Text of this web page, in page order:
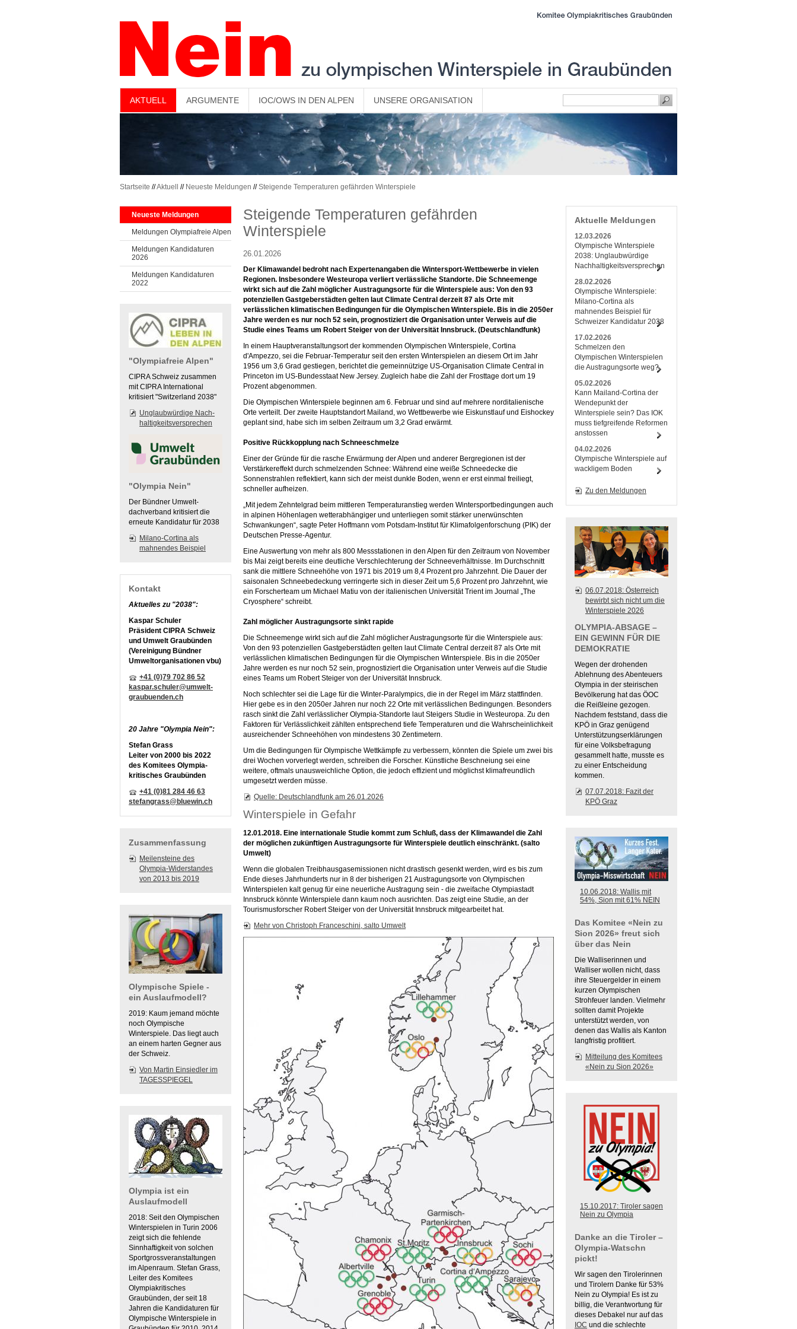
AKTUELL ARGUMENTE IOC/OWS IN DEN ALPEN UNSERE ORGANISATION
Startseite //Aktuell // Neueste Meldungen //Steigende Temperaturen gefährden Winterspiele
Neueste Meldungen
Meldungen Olympiafreie Alpen
Meldungen Kandidaturen
2026
Meldungen Kandidaturen
2022
"Olympiafreie Alpen"
CIPRA Schweiz zusammen
mit CIPRA International
kritisiert "Switzerland 2038"
Unglaubwürdige Nach-
haltigkeitsversprechen
"Olympia Nein"
Der Bündner Umwelt-
dachverband kritisiert die
erneute Kandidatur für 2038
Milano-Cortina als
mahnendes Beispiel
Kontakt
Aktuelles zu "2038":
Kaspar Schuler
Präsident CIPRA Schweiz
und Umwelt Graubünden
(Vereinigung Bündner
Umweltorganisationen vbu)
+41 (0)79 702 86 52
kaspar.schuler@umwelt-
graubuenden.ch
20 Jahre "Olympia Nein":
Stefan Grass
Leiter von 2000 bis 2022
des Komitees Olympia-
kritisches Graubünden
+41 (0)81 284 46 63
stefangrass@bluewin.ch
Zusammenfassung
Meilensteine des
Olympia-Widerstandes
von 2013 bis 2019
Olympische Spiele -
ein Auslaufmodell?
2019: Kaum jemand möchte
noch Olympische
Winterspiele. Das liegt auch
an einem harten Gegner aus
der Schweiz.
Von Martin Einsiedler im
TAGESSPIEGEL
Olympia ist ein
Auslaufmodell
2018: Seit den Olympischen
Winterspielen in Turin 2006
zeigt sich die fehlende
Sinnhaftigkeit von solchen
Sportgrossveranstaltungen
im Alpenraum. Stefan Grass,
Leiter des Komitees
Olympiakritisches
Graubünden, der seit 18
Jahren die Kandidaturen für
Olympische Winterspiele in
Steigende Temperaturen gefährden
Winterspiele
26.01.2026
Der Klimawandel bedroht nach Expertenangaben die Wintersport-Wettbewerbe in vielen
Regionen. Insbesondere Westeuropa verliert verlässliche Standorte. Die Schneemenge
wirkt sich auf die Zahl möglicher Austragungsorte für die Winterspiele aus: Von den 93
potenziellen Gastgeberstädten gelten laut Climate Central derzeit 87 als Orte mit
verlässlichen klimatischen Bedingungen für die Olympischen Winterspiele. Bis in die 2050er
Jahre werden es nur noch 52 sein, prognostiziert die Organisation unter Verweis auf die
Studie eines Teams um Robert Steiger von der Universität Innsbruck. (Deutschlandfunk)
In einem Hauptveranstaltungsort der kommenden Olympischen Winterspiele, Cortina
d'Ampezzo, sei die Februar-Temperatur seit den ersten Winterspielen an diesem Ort im Jahr
1956 um 3,6 Grad gestiegen, berichtet die gemeinnützige US-Organisation Climate Central in
Princeton im US-Bundesstaat New Jersey. Zugleich habe die Zahl der Frosttage dort um 19
Prozent abgenommen.
Die Olympischen Winterspiele beginnen am 6. Februar und sind auf mehrere norditalienische
Orte verteilt. Der zweite Hauptstandort Mailand, wo Wettbewerbe wie Eiskunstlauf und Eishockey
geplant sind, habe sich im selben Zeitraum um 3,2 Grad erwärmt.
Positive Rückkopplung nach Schneeschmelze
Einer der Gründe für die rasche Erwärmung der Alpen und anderer Bergregionen ist der
Verstärkereffekt durch schmelzenden Schnee: Während eine weiße Schneedecke die
Sonnenstrahlen reflektiert, kann sich der meist dunkle Boden, wenn er erst einmal freiliegt,
schneller aufheizen.
„Mit jedem Zehntelgrad beim mittleren Temperaturanstieg werden Wintersportbedingungen auch
in alpinen Höhenlagen wetterabhängiger und unterliegen somit stärker unerwünschten
Schwankungen“, sagte Peter Hoffmann vom Potsdam-Institut für Klimafolgenforschung (PIK) der
Deutschen Presse-Agentur.
Eine Auswertung von mehr als 800 Messstationen in den Alpen für den Zeitraum von November
bis Mai zeigt bereits eine deutliche Verschlechterung der Schneeverhältnisse. Im Durchschnitt
sank die mittlere Schneehöhe von 1971 bis 2019 um 8,4 Prozent pro Jahrzehnt. Die Dauer der
saisonalen Schneebedeckung verringerte sich in dieser Zeit um 5,6 Prozent pro Jahrzehnt, wie
ein Forscherteam um Michael Matiu von der italienischen Universität Trient im Journal „The
Cryosphere“ schreibt.
Zahl möglicher Austragungsorte sinkt rapide
Die Schneemenge wirkt sich auf die Zahl möglicher Austragungsorte für die Winterspiele aus:
Von den 93 potenziellen Gastgeberstädten gelten laut Climate Central derzeit 87 als Orte mit
verlässlichen klimatischen Bedingungen für die Olympischen Winterspiele. Bis in die 2050er
Jahre werden es nur noch 52 sein, prognostiziert die Organisation unter Verweis auf die Studie
eines Teams um Robert Steiger von der Universität Innsbruck.
Noch schlechter sei die Lage für die Winter-Paralympics, die in der Regel im März stattfinden.
Hier gebe es in den 2050er Jahren nur noch 22 Orte mit verlässlichen Bedingungen. Besonders
rasch sinkt die Zahl verlässlicher Olympia-Standorte laut Steigers Studie in Westeuropa. Zu den
Faktoren für Verlässlichkeit zählten entsprechend tiefe Temperaturen und die Wahrscheinlichkeit
ausreichender Schneehöhen von mindestens 30 Zentimetern.
Um die Bedingungen für Olympische Wettkämpfe zu verbessern, könnten die Spiele um zwei bis
drei Wochen vorverlegt werden, schreiben die Forscher. Künstliche Beschneiung sei eine
weitere, oftmals unausweichliche Option, die jedoch effizient und möglichst klimafreundlich
umgesetzt werden müsse.
Quelle: Deutschlandfunk am 26.01.2026
Winterspiele in Gefahr
12.01.2018. Eine internationale Studie kommt zum Schluß, dass der Klimawandel die Zahl
der möglichen zukünftigen Austragungsorte für Winterspiele deutlich einschränkt. (salto
Umwelt)
Wenn die globalen Treibhausgasemissionen nicht drastisch gesenkt werden, wird es bis zum
Ende dieses Jahrhunderts nur in 8 der bisherigen 21 Austragungsorte von Olympischen
Winterspielen kalt genug für eine neuerliche Austragung sein - die zweifache Olympiastadt
Innsbruck könnte Winterspiele dann kaum noch ausrichten. Das zeigt eine Studie, an der
Tourismusforscher Robert Steiger von der Universität Innsbruck mitgearbeitet hat.
Mehr von Christoph Franceschini, salto Umwelt
Aktuelle Meldungen
12.03.2026
Olympische Winterspiele
2038: Unglaubwürdige
Nachhaltigkeitsversprechen
28.02.2026
Olympische Winterspiele:
Milano-Cortina als
mahnendes Beispiel für
Schweizer Kandidatur 2038
17.02.2026
Schmelzen den
Olympischen Winterspielen
die Austragungsorte weg?
05.02.2026
Kann Mailand-Cortina der
Wendepunkt der
Winterspiele sein? Das IOK
muss tiefgreifende Reformen
anstossen
04.02.2026
Olympische Winterspiele auf
wackligem Boden
Zu den Meldungen
06.07.2018: Österreich
bewirbt sich nicht um die
Winterspiele 2026
OLYMPIA-ABSAGE –
EIN GEWINN FÜR DIE
DEMOKRATIE
Wegen der drohenden
Ablehnung des Abenteuers
Olympia in der steirischen
Bevölkerung hat das ÖOC
die Reißleine gezogen.
Nachdem feststand, dass die
KPÖ in Graz genügend
Unterstützungserklärungen
für eine Volksbefragung
gesammelt hatte, musste es
zu einer Entscheidung
kommen.
07.07.2018: Fazit der
KPÖ Graz
10.06.2018: Wallis mit
54%, Sion mit 61% NEIN
Das Komitee «Nein zu
Sion 2026» freut sich
über das Nein
Die Walliserinnen und
Walliser wollen nicht, dass
ihre Steuergelder in einem
kurzen Olympischen
Strohfeuer landen. Vielmehr
sollten damit Projekte
unterstützt werden, von
denen das Wallis als Kanton
langfristig profitiert.
Mitteilung des Komitees
«Nein zu Sion 2026»
15.10.2017: Tiroler sagen
Nein zu Olympia
Danke an die Tiroler –
Olympia-Watschn
pickt!
Wir sagen den Tirolerinnen
und Tirolern Danke für 53%
Nein zu Olympia! Es ist zu
billig, die Verantwortung für
dieses Debakel nur auf das
IOC und die schlechte